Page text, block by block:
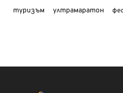
туризъм ултрамаратон